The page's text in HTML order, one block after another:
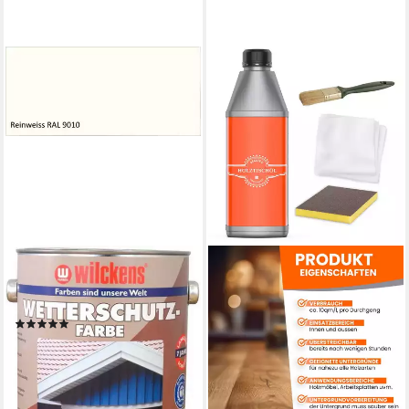
WILCKENS FARBEN
Wetterschutzfarbe 750 ml
Reinweiß RAL 9010
(4)
16,90 €
(22,53 €/ 1 l)
lieferbar - in 4-5 Werktagen bei dir